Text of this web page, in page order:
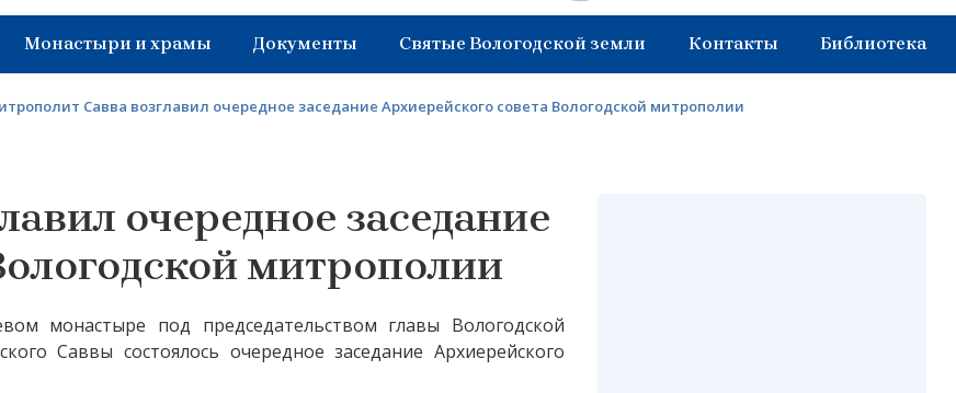
Монастыри и храмы Документы Святые Вологодской земли Контакты Библиотека
Савва возглавил очередное заседание Архиерейского совета Вологодской митрополии
очередное заседание
митрополии
монастыре под председательством главы Вологодской
Саввы состоялось очередное заседание Архиерейского